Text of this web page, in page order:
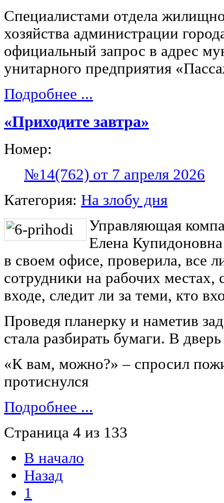
Специалистами отдела
хозяйства администрации
официальный запрос в адрес
унитарного предприятия
Подробнее ...
«Приходите завтра»
Номер:
№14(762) от 7 апреля 2026
Категория: На злобу дня
Управляющая
Елена
в своем офисе, проверила, все
сотрудники на рабочих
входе, следит ли за теми, кто
Проведя планерку и наметив
стала разбирать бумаги. В
«К вам, можно?» ‒ спросил
протиснулся
Подробнее ...
Страница 4 из 133
В начало
Назад
1